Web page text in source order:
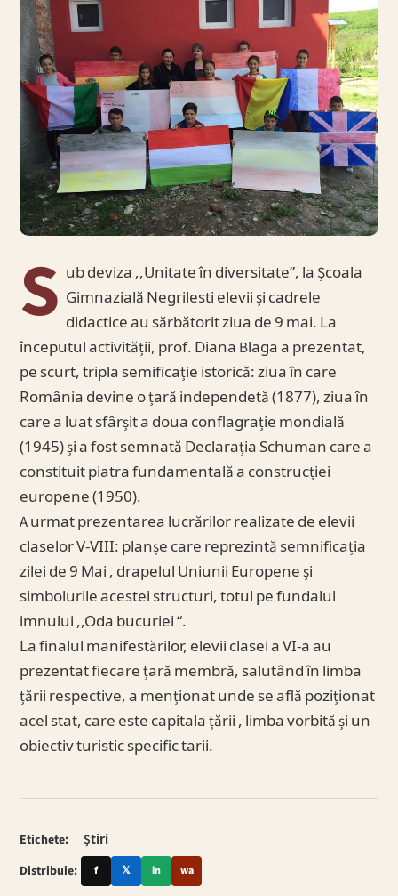
S ub deviza ,,Unitate în diversitate”, la Școala
Gimnazială Negrilesti elevii și cadrele
didactice au sărbătorit ziua de 9 mai. La
începutul activității, prof. Diana Blaga a prezentat,
pe scurt, tripla semificație istorică: ziua în care
România devine o țară independetă (1877), ziua în
care a luat sfârșit a doua conflagrație mondială
(1945) și a fost semnată Declarația Schuman care a
constituit piatra fundamentală a construcției
europene (1950).
A urmat prezentarea lucrărilor realizate de elevii
claselor V-VIII: planșe care reprezintă semnificația
zilei de 9 Mai , drapelul Uniunii Europene și
simbolurile acestei structuri, totul pe fundalul
imnului ,,Oda bucuriei “.
La finalul manifestărilor, elevii clasei a VI-a au
prezentat fiecare țară membră, salutând în limba
țării respective, a menționat unde se află poziționat
acel stat, care este capitala țării , limba vorbită și un
obiectiv turistic specific tarii.
Etichete:
Știri
Distribuie:
f 𝕏 in wa